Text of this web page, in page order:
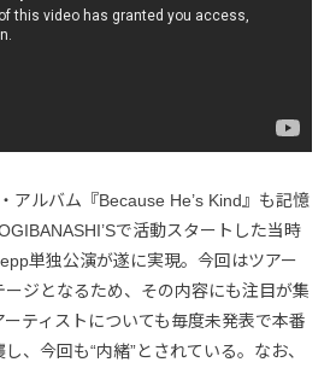
アルバム『Because He’s Kind』も記憶
で活動スタートした当時
単独公演が遂に実現。今回はツアー
ジとなるため、その内容にも注目が集
ティストについても毎度未発表で本番
、今回も“内緒”とされている。なお、